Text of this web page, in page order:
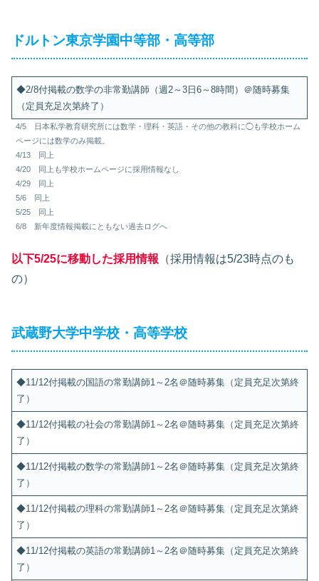
ドルトン東京学園中等部・高等部
◆2/8付掲載の数学の非常勤講師（週2～3日6～8時間）＠随時募集
（定員充足次第終了）
4/5 日本私学教育研究所には数学・理科・英語・その他の教科に◯も学校ホーム
ページには数学のみ掲載。
4/13 同上
4/20 同上も学校ホームページに採用情報なし
4/29 同上
5/6 同上
5/25 同上
6/8 新年度情報掲載にともない過去ログへ
以下5/25に移動した採用情報 （採用情報は5/23時点のも
の）
武蔵野大学中学校・高等学校
◆11/12付掲載の国語の常勤講師1～2名＠随時募集（定員充足次第終
了）
◆11/12付掲載の社会の常勤講師1～2名＠随時募集（定員充足次第終
了）
◆11/12付掲載の数学の常勤講師1～2名＠随時募集（定員充足次第終
了）
◆11/12付掲載の理科の常勤講師1～2名＠随時募集（定員充足次第終
了）
◆11/12付掲載の英語の常勤講師1～2名＠随時募集（定員充足次第終
了）